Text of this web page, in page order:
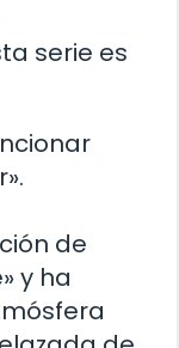
serie es
de
y ha